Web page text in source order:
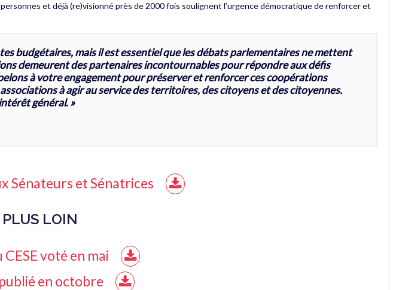
et déjà (re)visionné près de 2000 fois soulignent l’urgence démocratique de renforcer et
budgétaires, mais il est essentiel que les débats parlementaires ne mettent
demeurent des partenaires incontournables pour répondre aux défis
à votre engagement pour préserver et renforcer ces coopérations
à agir au service des territoires, des citoyens et des citoyennes.
général. »
Sénateurs et Sénatrices
LOIN
voté en mai
en octobre